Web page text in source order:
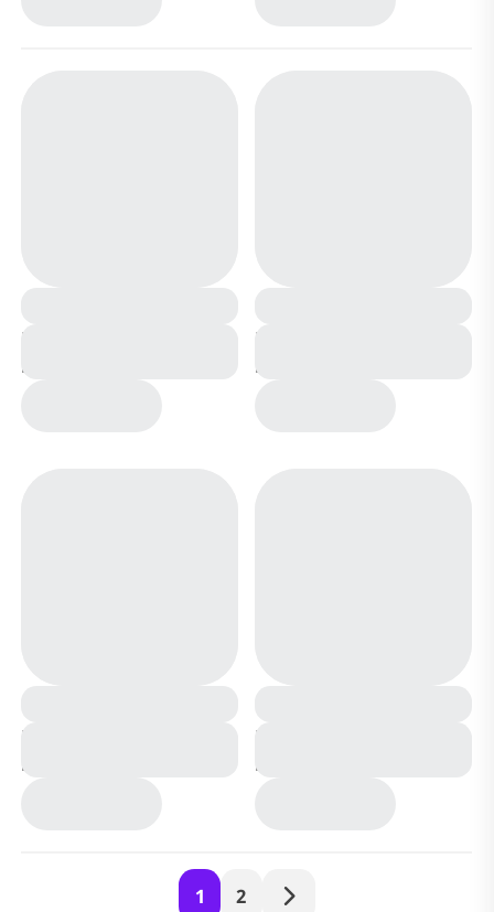
Кроссовки зимние на
меху В7186-6 бело
Кроссовки зимние на
меху В7186-3 черно
Кроссовки зимние на
меху В7186-18 белые
Кроссовки зимние на
меху В7177-9 черно
1 2